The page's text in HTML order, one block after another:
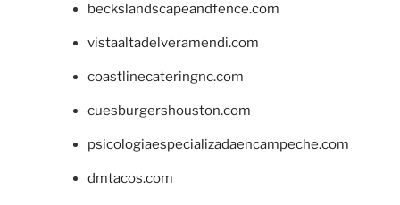
beckslandscapeandfence.com
vistaaltadelveramendi.com
coastlinecateringnc.com
cuesburgershouston.com
psicologiaespecializadaencampeche.com
dmtacos.com